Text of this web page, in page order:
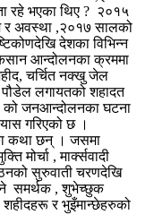
रहे भएका थिए ? २०१५
र अवस्था ,२०१७ सालको
देशका विभिन्न
आन्दोलनका क्रममा
चर्चित नक्खु जेल
पौडेल लगायतको शहादत
को जनआन्दोलनका घटना
गरिएको छ ।
कथा छन् । जसमा
मोर्चा , मार्क्सवादी
सुरुवाती चरणदेखि
समर्थक , शुभेच्छुक
शहीदहरू र भुइँमान्छेहरुको